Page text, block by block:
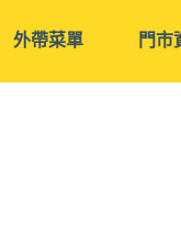
外帶菜單 門市